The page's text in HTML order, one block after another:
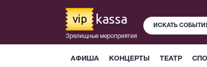
vip kassa
Зрелищные мероприятия
АФИША КОНЦЕРТЫ ТЕАТР